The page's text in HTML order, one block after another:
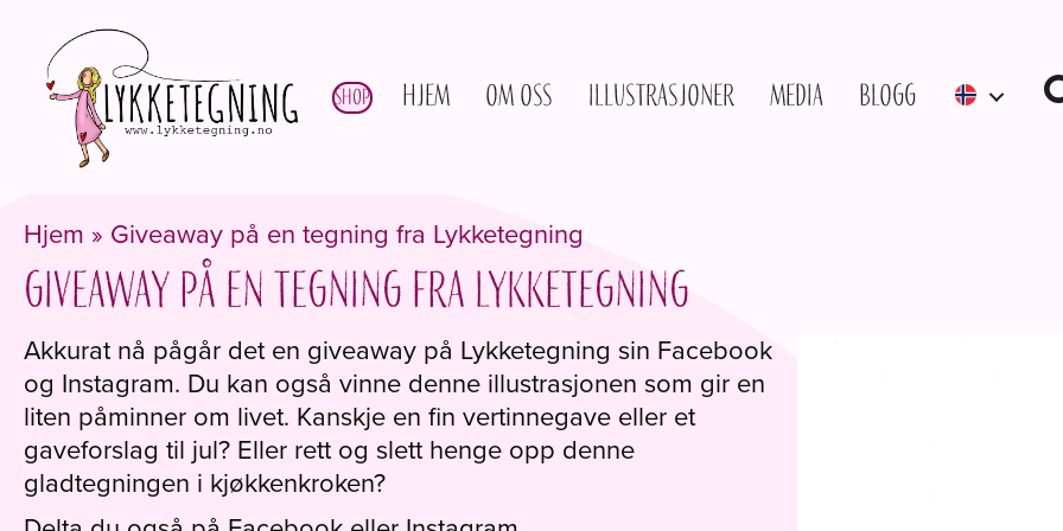
Shop Hjem Om oss Illustrasjoner Media Blogg
Hjem » Giveaway på en tegning fra Lykketegning
Giveaway på en tegning fra Lykketegning
Akkurat nå pågår det en giveaway på Lykketegning sin Facebook
og Instagram. Du kan også vinne denne illustrasjonen som gir en
liten påminner om livet. Kanskje en fin vertinnegave eller et
gaveforslag til jul? Eller rett og slett henge opp denne
gladtegningen i kjøkkenkroken?